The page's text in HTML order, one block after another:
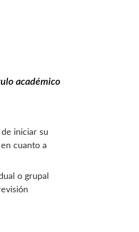
académico
iniciar su
en cuanto a
o grupal